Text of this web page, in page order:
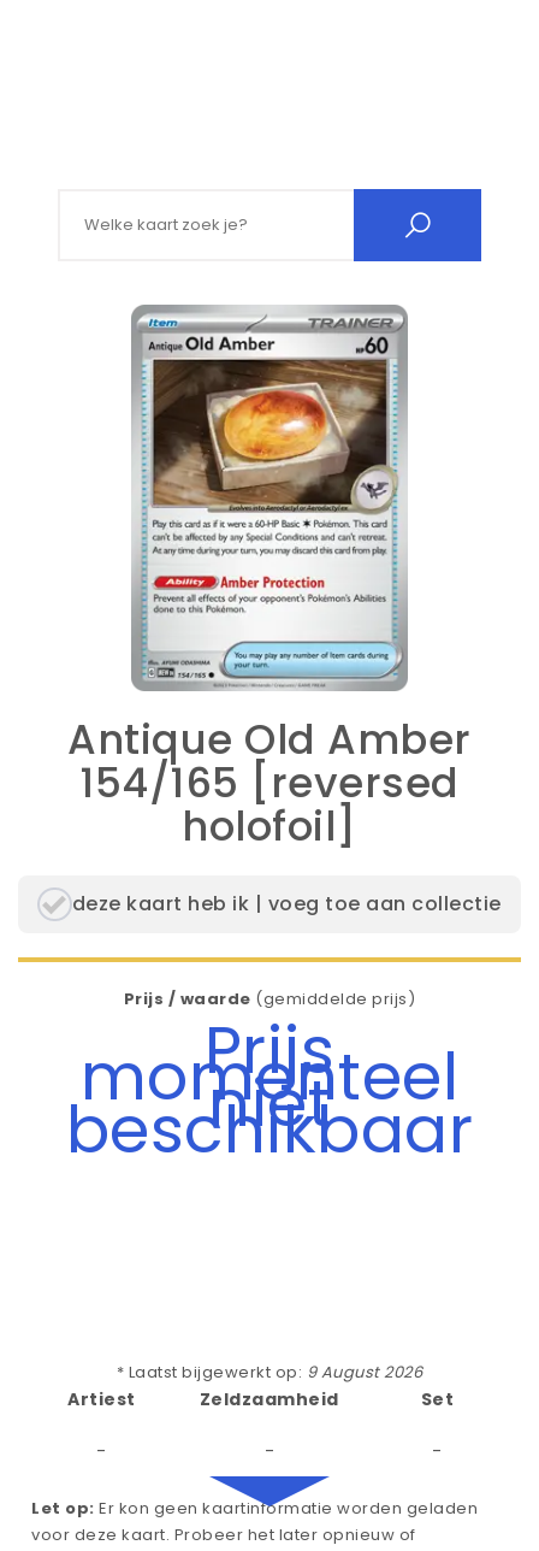
Antique Old Amber
154/165 [reversed
holofoil]
deze kaart heb ik | voeg toe aan collectie
Prijs / waarde (gemiddelde prijs)
Prijs
momenteel
niet
beschikbaar
* Laatst bijgewerkt op: 9 August 2026
Artiest
-
Zeldzaamheid
-
Set
-
Let op: Er kon geen kaartinformatie worden geladen
voor deze kaart. Probeer het later opnieuw of